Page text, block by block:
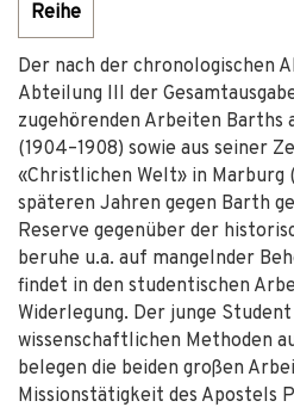
Reihe
Der nach der chronologischen
Abteilung III der
zugehörenden Arbeiten Barths
(1904–1908) sowie aus seiner
«Christlichen Welt» in Marburg
späteren Jahren gegen Barth
Reserve gegenüber der
beruhe u.a. auf mangelnder
findet in den studentischen
Widerlegung. Der junge
wissenschaftlichen Methoden
belegen die beiden großen
Missionstätigkeit des Apostels